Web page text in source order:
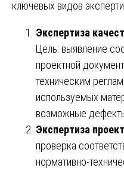
ключевых видов
Экспертиза
Цель: выявление
проектной
техническим
используемых
возможные
Экспертиза
проверка
нормативно-